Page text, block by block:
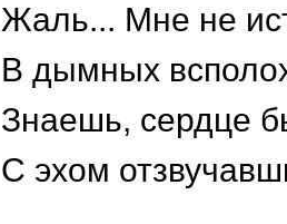
Жаль... Мне не
В дымных
Знаешь, сердце
С эхом